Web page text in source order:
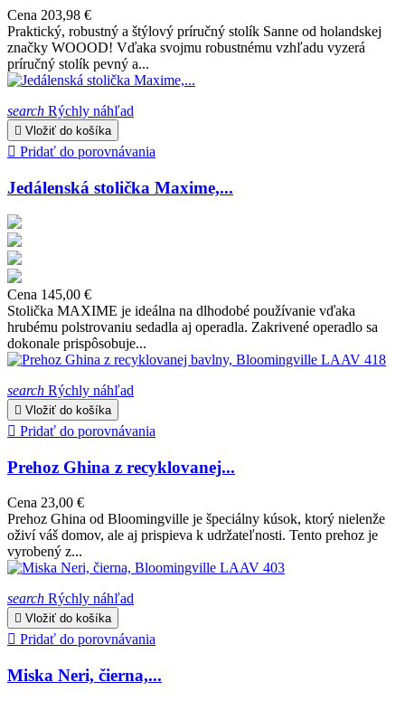
Cena 203,98 €
Praktický, robustný a štýlový príručný stolík Sanne od holandskej
značky WOOOD! Vďaka svojmu robustnému vzhľadu vyzerá
príručný stolík pevný a...
search Rýchly náhľad
 Vložiť do košíka
 Pridať do porovnávania
Jedálenská stolička Maxime,...
Cena 145,00 €
Stolička MAXIME je ideálna na dlhodobé používanie vďaka
hrubému polstrovaniu sedadla aj operadla. Zakrivené operadlo sa
dokonale prispôsobuje...
search Rýchly náhľad
 Vložiť do košíka
 Pridať do porovnávania
Prehoz Ghina z recyklovanej...
Cena 23,00 €
Prehoz Ghina od Bloomingville je špeciálny kúsok, ktorý nielenže
oživí váš domov, ale aj prispieva k udržateľnosti. Tento prehoz je
vyrobený z...
search Rýchly náhľad
 Vložiť do košíka
 Pridať do porovnávania
Miska Neri, čierna,...